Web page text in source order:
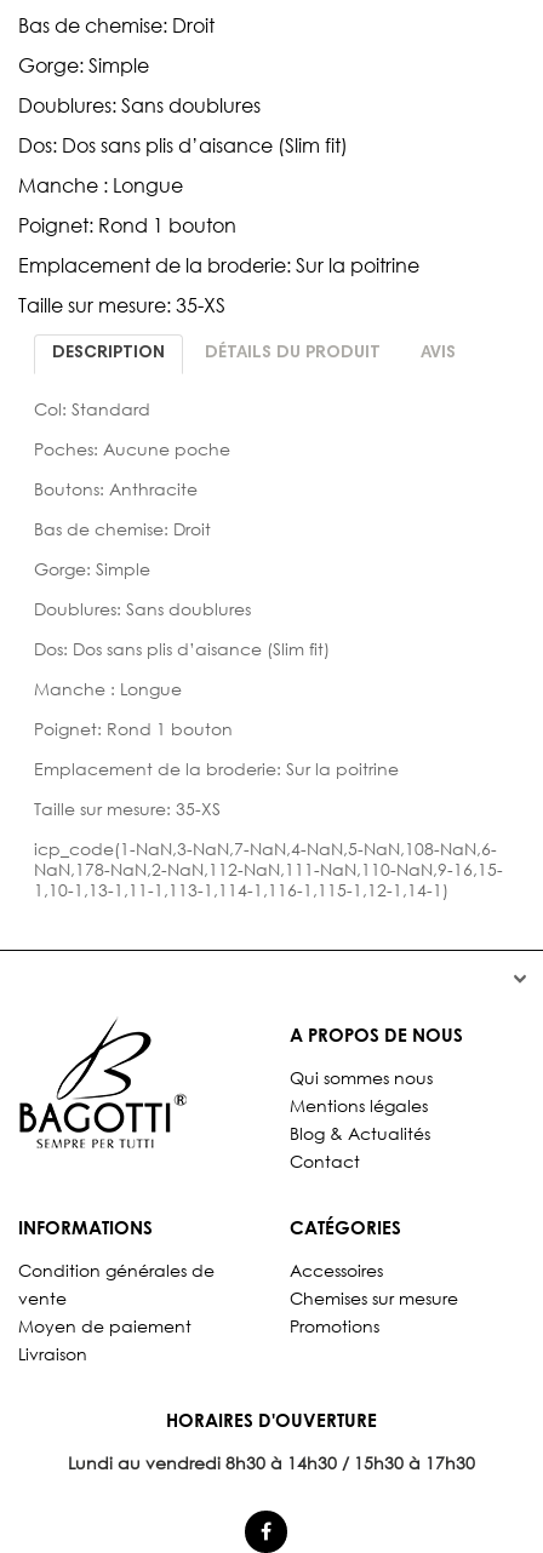
Bas de chemise: Droit
Gorge: Simple
Doublures: Sans doublures
Dos: Dos sans plis d’aisance (Slim fit)
Manche : Longue
Poignet: Rond 1 bouton
Emplacement de la broderie: Sur la poitrine
Taille sur mesure: 35-XS
DESCRIPTION DÉTAILS DU PRODUIT AVIS
Col: Standard
Poches: Aucune poche
Boutons: Anthracite
Bas de chemise: Droit
Gorge: Simple
Doublures: Sans doublures
Dos: Dos sans plis d’aisance (Slim fit)
Manche : Longue
Poignet: Rond 1 bouton
Emplacement de la broderie: Sur la poitrine
Taille sur mesure: 35-XS
icp_code(1-NaN,3-NaN,7-NaN,4-NaN,5-NaN,108-NaN,6-
NaN,178-NaN,2-NaN,112-NaN,111-NaN,110-NaN,9-16,15-
1,10-1,13-1,11-1,113-1,114-1,116-1,115-1,12-1,14-1)


A PROPOS DE NOUS
Qui sommes nous
Mentions légales
Blog & Actualités
Contact
INFORMATIONS
Condition générales de
vente
Moyen de paiement
Livraison
CATÉGORIES
Accessoires
Chemises sur mesure
Promotions
HORAIRES D'OUVERTURE
Lundi au vendredi 8h30 à 14h30 / 15h30 à 17h30